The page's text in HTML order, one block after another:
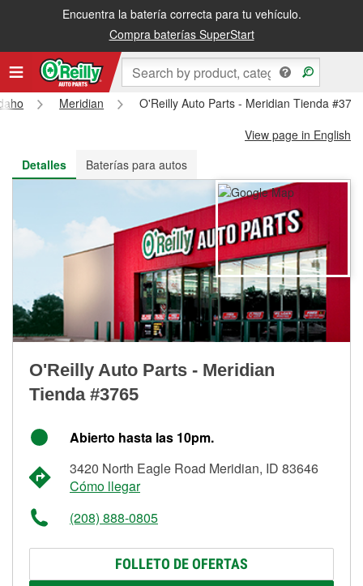
Encuentra la batería correcta para tu vehículo.
Compra baterías SuperStart
Recibe tu orden gratis al día siguiente o recógela en la tienda
Meridian
O'Reilly Auto Parts - Meridian Tienda
View page in English
Detalles
Baterías para autos
O'Reilly Auto Parts - Meridian
Tienda #3765
Abierto hasta las 10pm.
3420 North Eagle Road Meridian, ID 83646
Cómo llegar
(208) 888-0805
FOLLETO DE OFERTAS